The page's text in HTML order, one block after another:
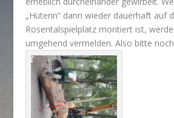
„Hüterin“ dann wieder dauerhaft auf
Rosentalspielplatz montiert ist,
umgehend vermelden. Also bitte